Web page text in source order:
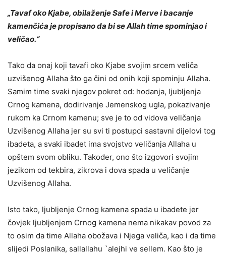
„Tavaf oko Kjabe, obilaženje Safe i Merve i bacanje
kamenčića je propisano da bi se Allah time spominjao i
veličao.“
Tako da onaj koji tavafi oko Kjabe svojim srcem veliča
uzvišenog Allaha što ga čini od onih koji spominju Allaha.
Samim time svaki njegov pokret od: hodanja, ljubljenja
Crnog kamena, dodirivanje Jemenskog ugla, pokazivanje
rukom ka Crnom kamenu; sve je to od vidova veličanja
Uzvišenog Allaha jer su svi ti postupci sastavni dijelovi tog
ibadeta, a svaki ibadet ima svojstvo veličanja Allaha u
opštem svom obliku. Također, ono što izgovori svojim
jezikom od tekbira, zikrova i dova spada u veličanje
Uzvišenog Allaha.
Isto tako, ljubljenje Crnog kamena spada u ibadete jer
čovjek ljubljenjem Crnog kamena nema nikakav povod za
to osim da time Allaha obožava i Njega veliča, kao i da time
slijedi Poslanika, sallallahu `alejhi ve sellem. Kao što je